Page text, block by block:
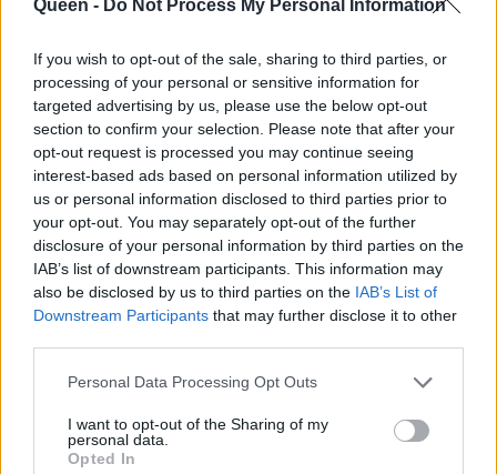
Queen - Do Not Process My Personal Information
If you wish to opt-out of the sale, sharing to third parties, or
processing of your personal or sensitive information for
targeted advertising by us, please use the below opt-out
section to confirm your selection. Please note that after your
opt-out request is processed you may continue seeing
interest-based ads based on personal information utilized by
us or personal information disclosed to third parties prior to
your opt-out. You may separately opt-out of the further
disclosure of your personal information by third parties on the
IAB’s list of downstream participants. This information may
also be disclosed by us to third parties on the IAB’s List of
Downstream Participants that may further disclose it to other
Personal Data Processing Opt Outs
I want to opt-out of the Sharing of my
personal data.
Opted In
ασχολείται αποκλειστικά με τη σκηνοθεσία,
κωλοτούμπα αυτή.